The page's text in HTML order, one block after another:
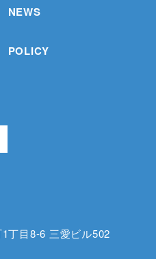
NEWS
POLICY
丁目8-6 三愛ビル502